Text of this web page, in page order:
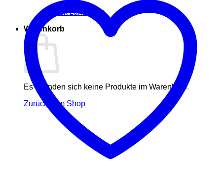
Zurück zum Shop
Warenkorb
Es befinden sich keine Produkte im Warenkorb.
Zurück zum Shop